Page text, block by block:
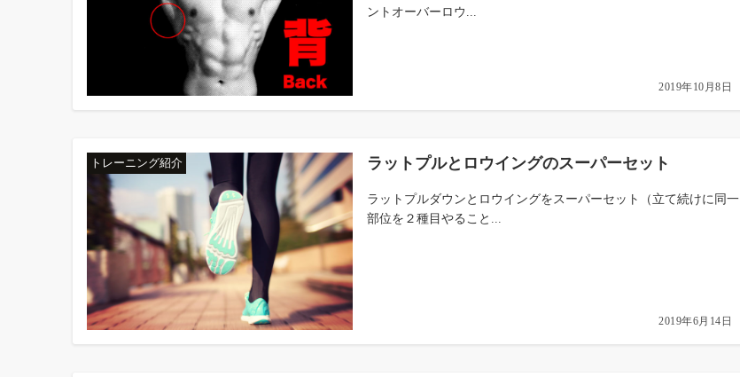
ントオーバーロウ...
2019年10月8日
トレーニング紹介 ラットプルとロウイングのスーパーセット
ラットプルダウンとロウイングをスーパーセット（立て続けに同一
部位を２種目やること...
2019年6月14日